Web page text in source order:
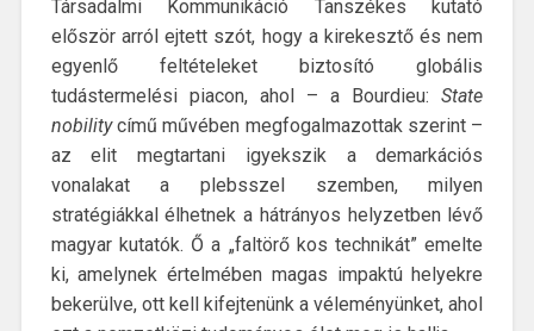
Társadalmi Kommunikáció Tanszékes kutató
először arról ejtett szót, hogy a kirekesztő és nem
egyenlő feltételeket biztosító globális
tudástermelési piacon, ahol – a Bourdieu:State
nobilitycímű művében megfogalmazottak szerint –
az elit megtartani igyekszik a demarkációs
vonalakat a plebsszel szemben, milyen
stratégiákkal élhetnek a hátrányos helyzetben lévő
magyar kutatók. Ő a „faltörő kos technikát” emelte
ki, amelynek értelmében magas impaktú helyekre
bekerülve, ott kell kifejtenünk a véleményünket, ahol